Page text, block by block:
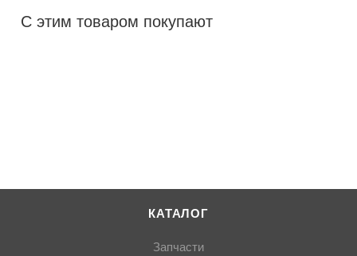
С этим товаром покупают
КАТАЛОГ
Запчасти